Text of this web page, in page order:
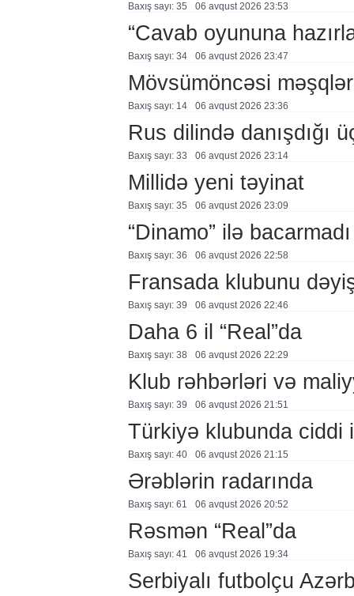
Baxış sayı: 35 06 avqust 2026 23:53
“Cavab oyununa
Baxış sayı: 34 06 avqust 2026 23:47
Mövsümöncəsi
Baxış sayı: 14 06 avqust 2026 23:36
Rus dilində danışdığı
Baxış sayı: 33 06 avqust 2026 23:14
Millidə yeni təyinat
Baxış sayı: 35 06 avqust 2026 23:09
“Dinamo” ilə bacarmadı
Baxış sayı: 36 06 avqust 2026 22:58
Fransada klubunu
Baxış sayı: 39 06 avqust 2026 22:46
Daha 6 il “Real”da
Baxış sayı: 38 06 avqust 2026 22:29
Klub rəhbərləri və
Baxış sayı: 39 06 avqust 2026 21:51
Türkiyə klubunda ciddi
Baxış sayı: 40 06 avqust 2026 21:15
Ərəblərin radarında
Baxış sayı: 61 06 avqust 2026 20:52
Rəsmən “Real”da
Baxış sayı: 41 06 avqust 2026 19:34
Serbiyalı futbolçu